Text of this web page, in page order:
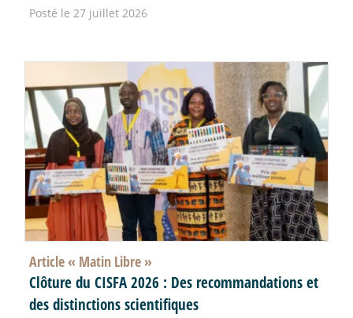
Posté le 27 juillet 2026
Article « Matin Libre »
Clôture du CISFA 2026 : Des recommandations et
des distinctions scientifiques